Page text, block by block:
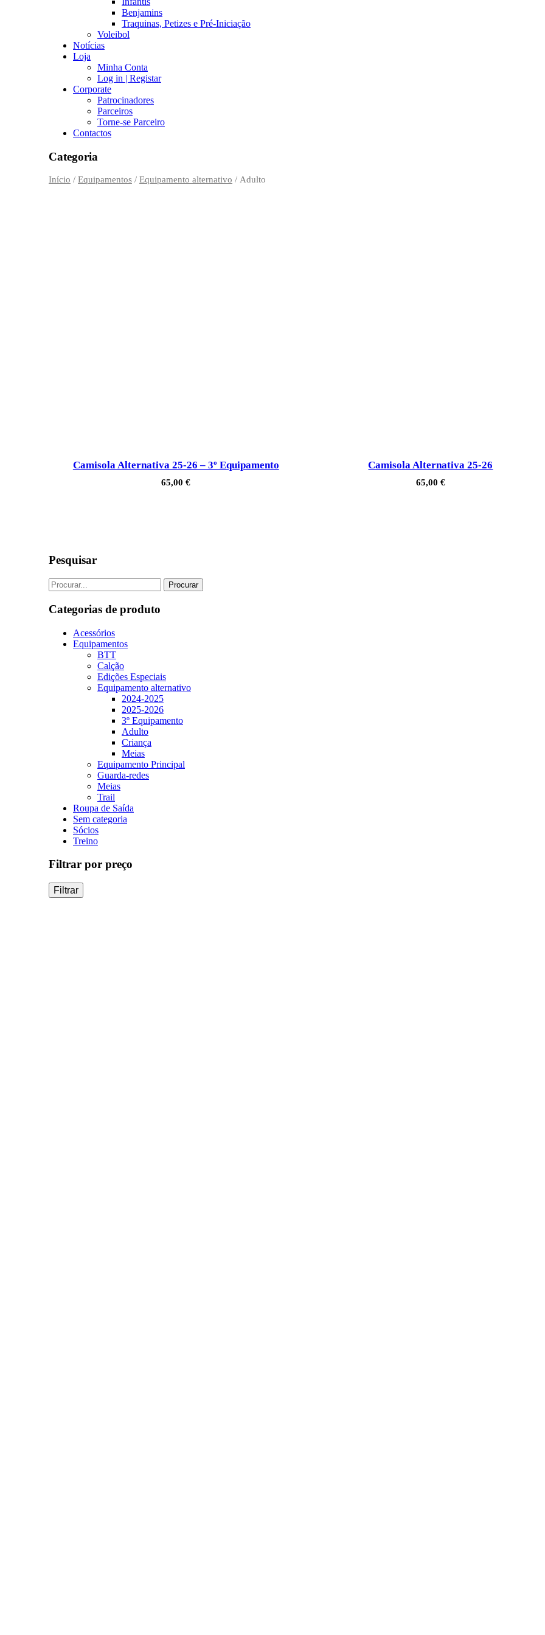
Benjamins
Traquinas, Petizes e Pré-Iniciação
Voleibol
Notícias
Loja
Minha Conta
Log in | Registar
Corporate
Patrocinadores
Parceiros
Torne-se Parceiro
Contactos
Categoria
Início / Equipamentos / Equipamento alternativo / Adulto
Camisola Alternativa 25-26 – 3º Equipamento
65,00€
Camisola Alternativa 25-26
65,00 €
Pesquisar
Categorias de produto
Acessórios
Equipamentos
BTT
Calção
Edições Especiais
Equipamento alternativo
2024-2025
2025-2026
3º Equipamento
Adulto
Criança
Meias
Equipamento Principal
Guarda-redes
Meias
Trail
Roupa de Saída
Sem categoria
Sócios
Treino
Filtrar por preço
Filtrar